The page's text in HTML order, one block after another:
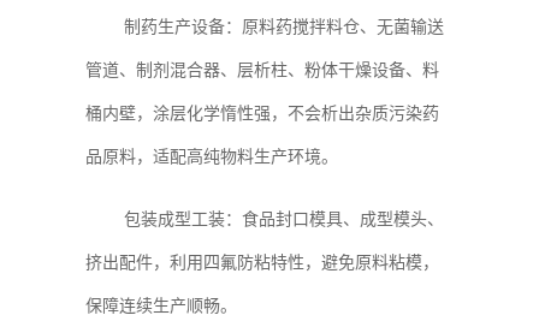
制药生产设备：原料药搅拌料仓、无菌输送
管道、制剂混合器、层析柱、粉体干燥设备、料
桶内壁，涂层化学惰性强，不会析出杂质污染药
品原料，适配高纯物料生产环境。
包装成型工装：食品封口模具、成型模头、
挤出配件，利用四氟防粘特性，避免原料粘模，
保障连续生产顺畅。